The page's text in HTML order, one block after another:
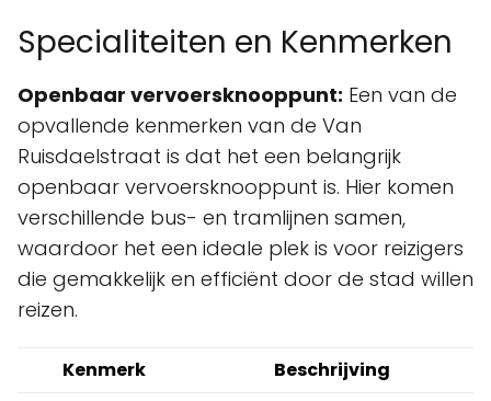
Specialiteiten en Kenmerken
Openbaar vervoersknooppunt: Een van de
opvallende kenmerken van de Van
Ruisdaelstraat is dat het een belangrijk
openbaar vervoersknooppunt is. Hier komen
verschillende bus- en tramlijnen samen,
waardoor het een ideale plek is voor reizigers
die gemakkelijk en efficiënt door de stad willen
reizen.
Kenmerk
Beschrijving